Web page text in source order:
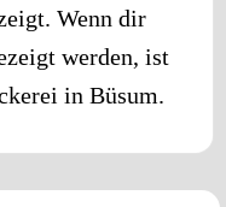
Wenn dir
werden, ist
in Büsum.